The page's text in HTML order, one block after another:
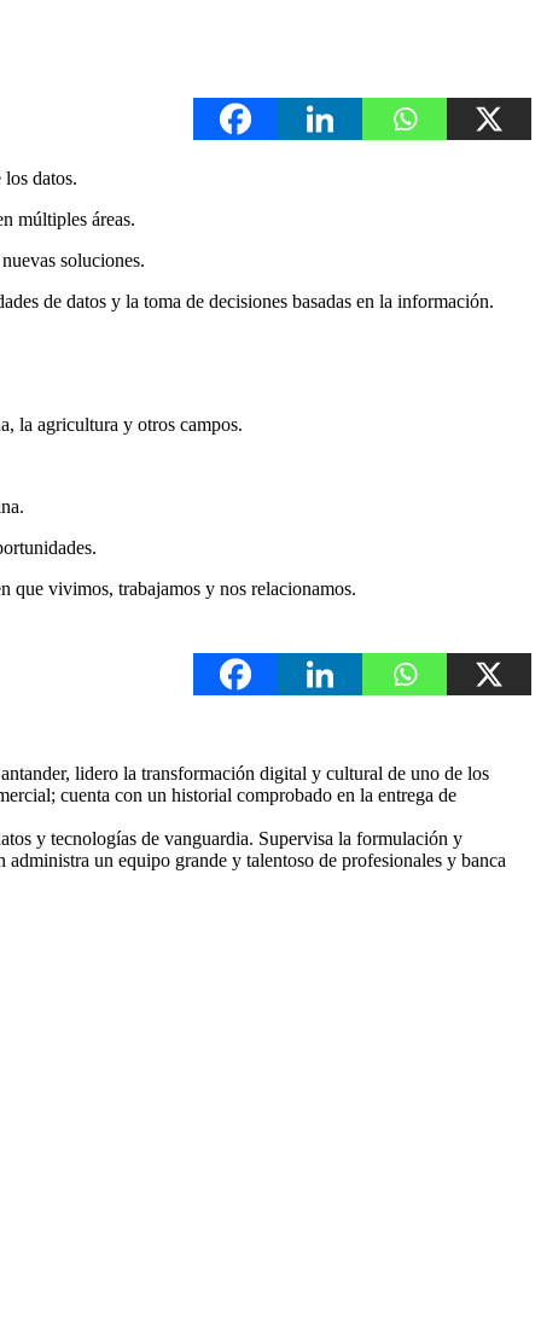
datos.
múltiples áreas.
soluciones.
de datos y la toma de decisiones basadas en la información.
la agricultura y otros campos.
que vivimos, trabajamos y nos relacionamos.
lidero la transformación digital y cultural de uno de los
cuenta con un historial comprobado en la entrega de
y tecnologías de vanguardia. Supervisa la formulación y
un equipo grande y talentoso de profesionales y banca